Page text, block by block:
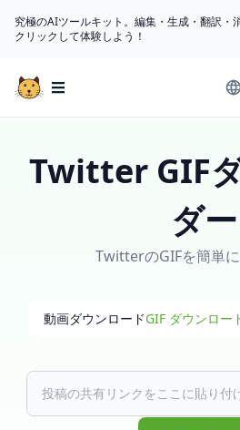
究極のAIツールキット。編集・生成・翻訳・
クリックして体験しよう！
Open main menu
Twitter GIF
ダー
TwitterのGIFを簡単
動画ダウンロードGIF ダウンロー